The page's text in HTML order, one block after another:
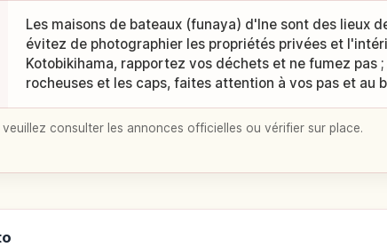
Les maisons de bateaux (funaya) d'Ine sont des lieux
évitez de photographier les propriétés privées et
Kotobikihama, rapportez vos déchets et ne fumez pas
rocheuses et les caps, faites attention à vos pas et au
consulter les annonces officielles ou vérifier sur place.